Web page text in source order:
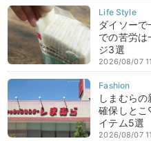
ダイソーで
での苦労
ジ3選
2026/08/07
しまむら
確保しと
イテム5選
2026/08/07